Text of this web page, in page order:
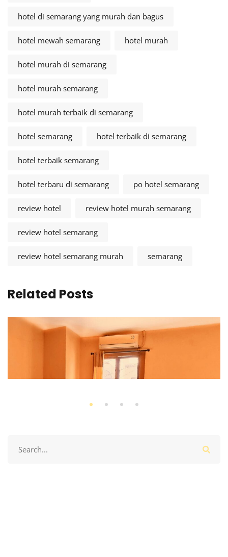
hotel di semarang yang murah dan bagus
hotel mewah semarang hotel murah
hotel murah di semarang
hotel murah semarang
hotel murah terbaik di semarang
hotel semarang hotel terbaik di semarang
hotel terbaik semarang
hotel terbaru di semarang po hotel semarang
review hotel review hotel murah semarang
review hotel semarang
review hotel semarang murah semarang
Related Posts
for: